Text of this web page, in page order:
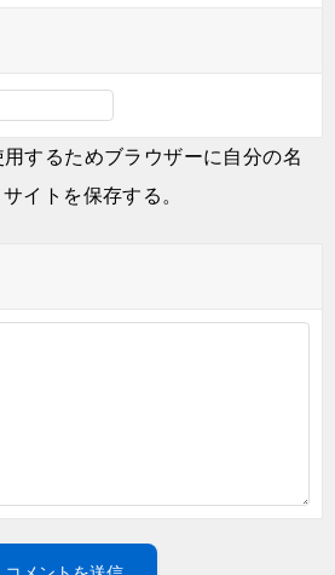
するためブラウザーに自分の名
イトを保存する。